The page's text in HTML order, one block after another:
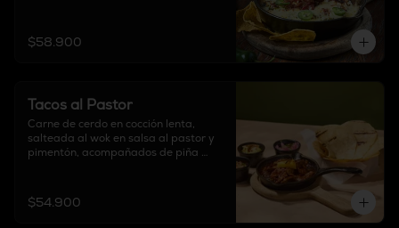
$58.900
Tacos al Pastor
Carne de cerdo en cocción lenta,
salteada al wok en salsa al pastor y
pimentón, acompañados de piña
$54.900